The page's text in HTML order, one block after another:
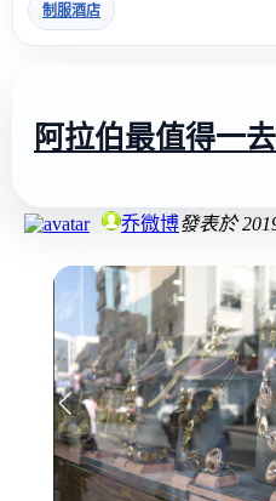
制服酒店
阿拉伯最值得一
乔微博發表於